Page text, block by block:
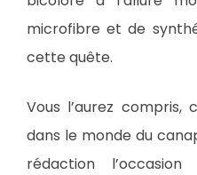
microfibre et de
cette quête.
Vous l’aurez
dans le monde du
rédaction